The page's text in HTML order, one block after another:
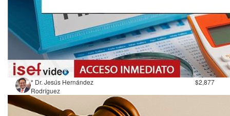
* Dr. Jesús Hernández
Rodríguez
$2,877